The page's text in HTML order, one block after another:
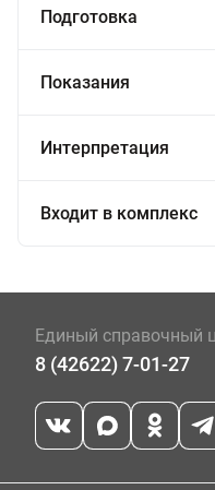
Подготовка
Показания
Интерпретация
Входит в комплекс
Единый справочный
8 (42622) 7-01-27